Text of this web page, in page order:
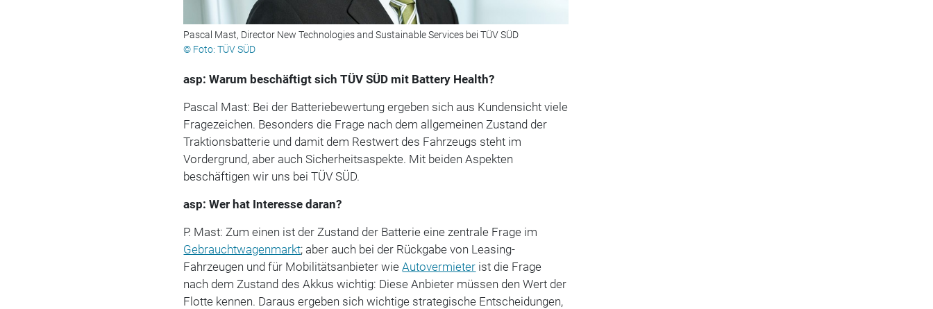
Pascal Mast, Director New Technologies and Sustainable Services bei TÜV SÜD
© Foto: TÜV SÜD
asp: Warum beschäftigt sich TÜV SÜD mit Battery Health?
Pascal Mast: Bei der Batteriebewertung ergeben sich aus Kundensicht viele
Fragezeichen. Besonders die Frage nach dem allgemeinen Zustand der
Traktionsbatterie und damit dem Restwert des Fahrzeugs steht im
Vordergrund, aber auch Sicherheitsaspekte. Mit beiden Aspekten
beschäftigen wir uns bei TÜV SÜD.
asp: Wer hat Interesse daran?
P. Mast: Zum einen ist der Zustand der Batterie eine zentrale Frage im
Gebrauchtwagenmarkt; aber auch bei der Rückgabe von Leasing-
Fahrzeugen und für Mobilitätsanbieter wieAutovermieter ist die Frage
nach dem Zustand des Akkus wichtig: Diese Anbieter müssen den Wert der
Flotte kennen. Daraus ergeben sich wichtige strategische Entscheidungen,